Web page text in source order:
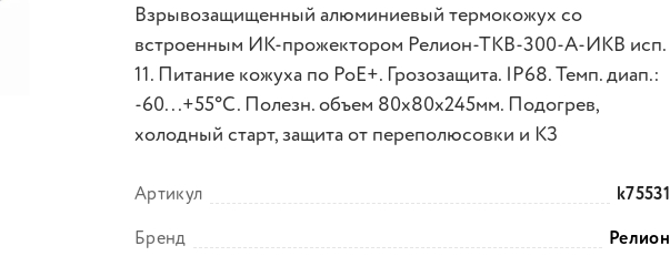
Взрывозащищенный алюминиевый термокожух со
встроенным ИК-прожектором Релион-ТКВ-300-А-ИКВ исп.
11. Питание кожуха по PoE+. Грозозащита. IP68. Темп. диап.:
-60...+55°С. Полезн. объем 80х80х245мм. Подогрев,
холодный старт, защита от переполюсовки и КЗ
Артикул
k75531
Бренд
Релион